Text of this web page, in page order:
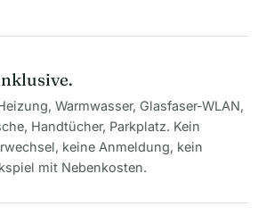
Warmwasser, Glasfaser-WLAN,
Handtücher, Parkplatz. Kein
keine Anmeldung, kein
mit Nebenkosten.